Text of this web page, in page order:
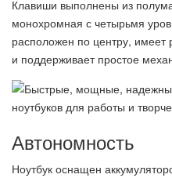
Клавиши выполнены из
монохромная с четырьмя
расположен по центру,
и поддерживает простое
Автономность
Ноутбук оснащен